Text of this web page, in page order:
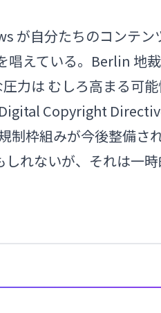
が自分たちのコンテ
唱えている。Berlin 地
力は むしろ高まる可能
Copyright
制枠組みが今後整備さ
れないが、それは一